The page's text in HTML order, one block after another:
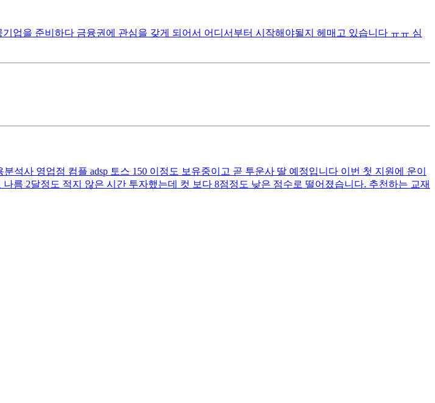
업을 준비하다 금융권에 관심을 갖게 되어서 어디서부터 시작해야될지 헤매고 있습니다 ㅠㅠ 심
사 영업점 컴플 adsp 토스 150 이정도 보유중이고 곧 투운사 딸 예정입니다 이번 첫 지원에 운이
름 2달정도 적지 않은 시간 투자했는데 컷 보다 8점정도 낮은 점수로 떨어졌습니다. 추천하는 교재